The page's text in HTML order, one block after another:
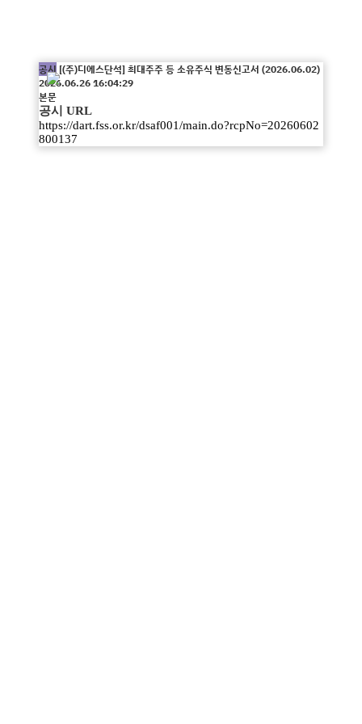
공시 [(주)디에스단석] 최대주주 등 소유주식 변동신고서 (2026.06.02)
2026.06.26 16:04:29
본문
공시 URL
https://dart.fss.or.kr/dsaf001/main.do?rcpNo=20260602
800137